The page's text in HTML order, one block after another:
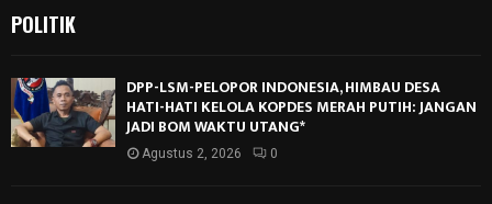
POLITIK
DPP-LSM-PELOPOR INDONESIA, HIMBAU DESA
HATI-HATI KELOLA KOPDES MERAH PUTIH: JANGAN
JADI BOM WAKTU UTANG*
Agustus 2, 2026 0